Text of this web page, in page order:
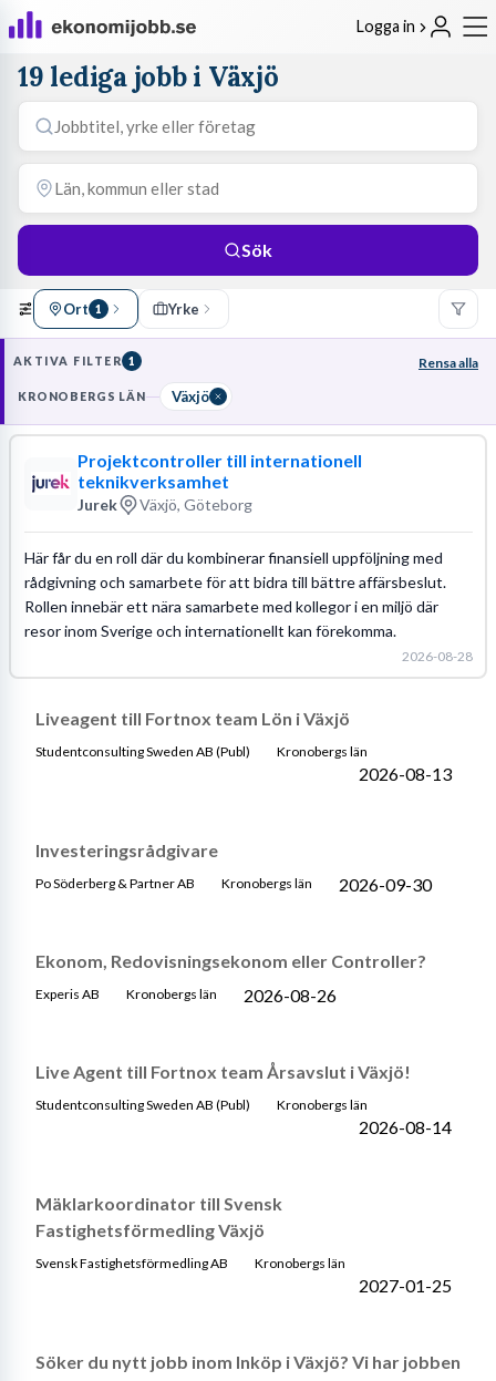
Logga in
19 lediga jobb i Växjö
Sök
Ort 1 Yrke
AKTIVA FILTER 1 Rensa alla
KRONOBERGS LÄN Växjö
Projektcontroller till internationell
teknikverksamhet
Jurek Växjö, Göteborg
Här får du en roll där du kombinerar finansiell uppföljning med
rådgivning och samarbete för att bidra till bättre affärsbeslut.
Rollen innebär ett nära samarbete med kollegor i en miljö där
resor inom Sverige och internationellt kan förekomma.
2026-08-28
Liveagent till Fortnox team Lön i Växjö
Studentconsulting Sweden AB (Publ) Kronobergs län
2026-08-13
Investeringsrådgivare
Po Söderberg & Partner AB Kronobergs län 2026-09-30
Ekonom, Redovisningsekonom eller Controller?
Experis AB Kronobergs län 2026-08-26
Live Agent till Fortnox team Årsavslut i Växjö!
Studentconsulting Sweden AB (Publ) Kronobergs län
2026-08-14
Mäklarkoordinator till Svensk
Fastighetsförmedling Växjö
Svensk Fastighetsförmedling AB Kronobergs län
2027-01-25
Söker du nytt jobb inom Inköp i Växjö? Vi har jobben